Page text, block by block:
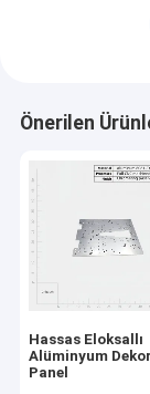
Önerilen
Hassas Eloksallı
Alüminyum
Panel